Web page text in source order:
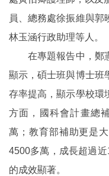
員、總務處徐振維與
林玉涵行政助理等人。
在專題報告中，鄭憲
顯示，碩士班與博士班
存率提高，顯示學校環
方面，國科會計畫總
萬；教育部補助更是
4500多萬，成長超過
的成效顯著。